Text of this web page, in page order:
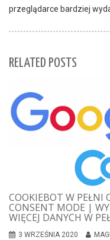
przeglądarce bardziej
RELATED POSTS
COOKIEBOT W PEŁNI
CONSENT MODE |
WIĘCEJ DANYCH W
3 WRZEŚNIA 2020